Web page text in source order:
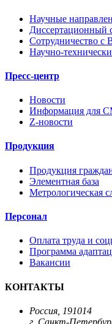
Научные
Диссертационный
Сотрудничество с
Научно-
Пресс-центр
Новости
Информация для
Z-новости
Продукция
Продукция
Элементная база
Метрологическая
Персонал
Оплата труда и
Программа
Вакансии
КОНТАКТЫ
Россия, 191014
г. Санкт-